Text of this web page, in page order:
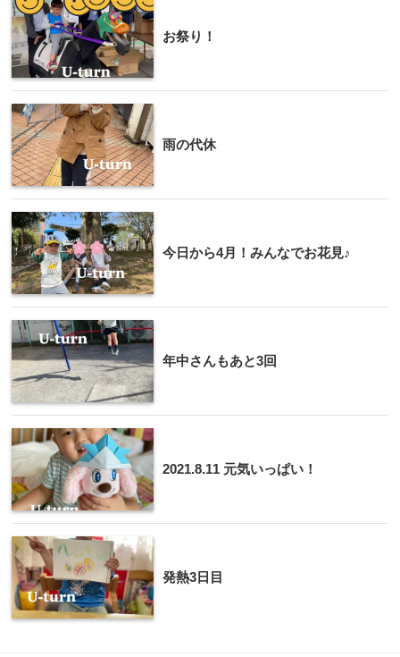
お祭り！
雨の代休
今日から4月！みんなでお花見♪
年中さんもあと3回
2021.8.11 元気いっぱい！
発熱3日目